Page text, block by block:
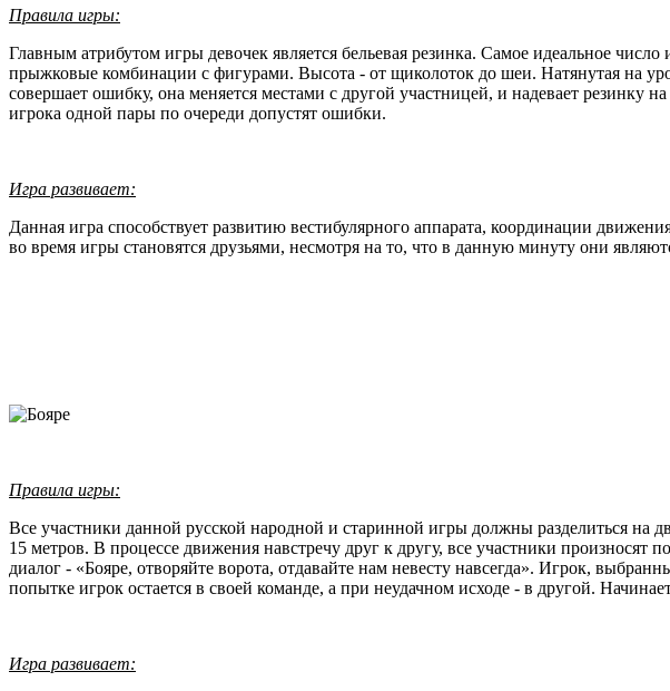
Правила игры:
Главным атрибутом игры девочек является бельевая резинка. Самое идеальное
прыжковые комбинации с фигурами. Высота - от щиколоток до шеи. Натянутая на
совершает ошибку, она меняется местами с другой участницей, и надевает резинку
игрока одной пары по очереди допустят ошибки.
Игра развивает:
Данная игра способствует развитию вестибулярного аппарата, координации
во время игры становятся друзьями, несмотря на то, что в данную минуту они
Правила игры:
Все участники данной русской народной и старинной игры должны разделиться на
15 метров. В процессе движения навстречу друг к другу, все участники
диалог - «Бояре, отворяйте ворота, отдавайте нам невесту навсегда». Игрок,
попытке игрок остается в своей команде, а при неудачном исходе - в другой.
Игра развивает: